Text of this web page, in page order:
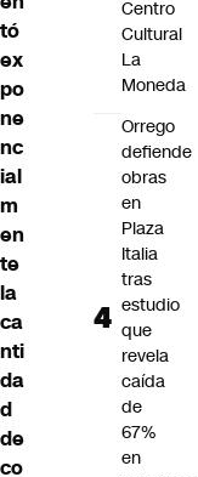
tó
ex
po
ne
nc
ial
m
en
te
la
ca
nti
da
d
de
co
Centro
Cultural
La
Moneda
Orrego
defiende
obras
en
Plaza
Italia
tras
estudio
que
revela
caída
de
67%
en